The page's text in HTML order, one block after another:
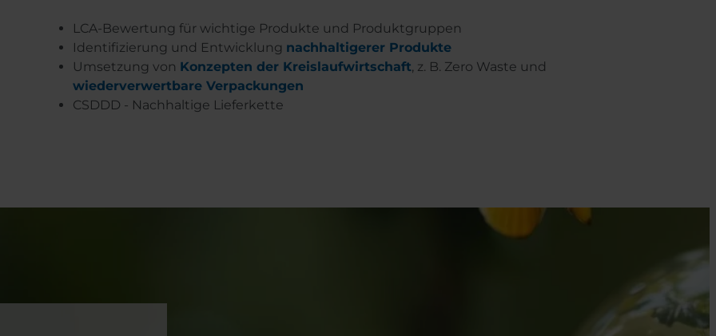
LCA-Bewertung für wichtige Produkte und Produktgruppen
Identifizierung und Entwicklung nachhaltigerer Produkte
Umsetzung von Konzepten der Kreislaufwirtschaft, z. B. Zero Waste und
wiederverwertbare Verpackungen
CSDDD - Nachhaltige Lieferkette